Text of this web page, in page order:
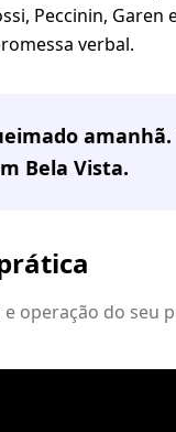
Peccinin, Garen
verbal.
amanhã.
Bela Vista.
operação do seu